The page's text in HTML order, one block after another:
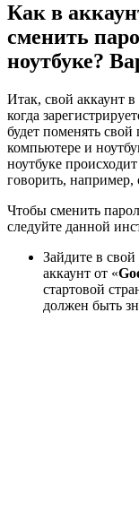
Как в
сменить
ноутбуке?
Итак, свой аккаунт в
когда
будет поменять
компьютере и
ноутбуке
говорить, например,
Чтобы сменить
следуйте данной
Зайдите в свой
аккаунт от «
стартовой
должен быть